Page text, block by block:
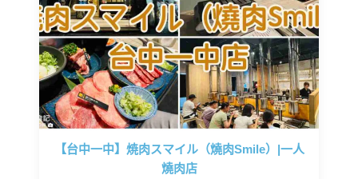
【台中一中】焼肉スマイル（燒肉Smile）|一人
燒肉店